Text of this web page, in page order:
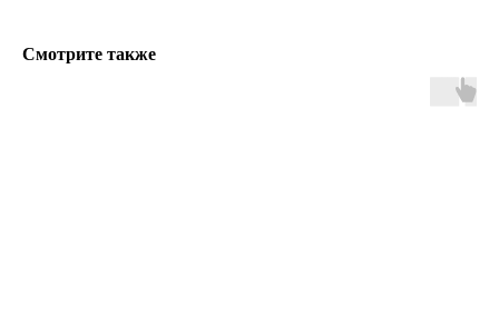
Смотрите также